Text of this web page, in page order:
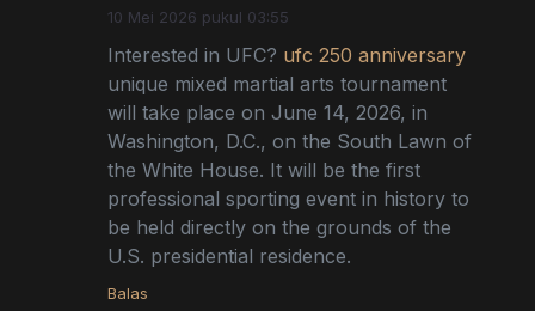
10 Mei 2026 pukul 03:55
Interested in UFC? ufc 250 anniversary
unique mixed martial arts tournament
will take place on June 14, 2026, in
Washington, D.C., on the South Lawn of
the White House. It will be the first
professional sporting event in history to
be held directly on the grounds of the
U.S. presidential residence.
Balas